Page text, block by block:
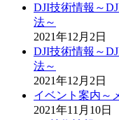
DJI技術情報～
法～
2021年12月2日
DJI技術情報～
法～
2021年12月2日
イベント案内～
2021年11月10日